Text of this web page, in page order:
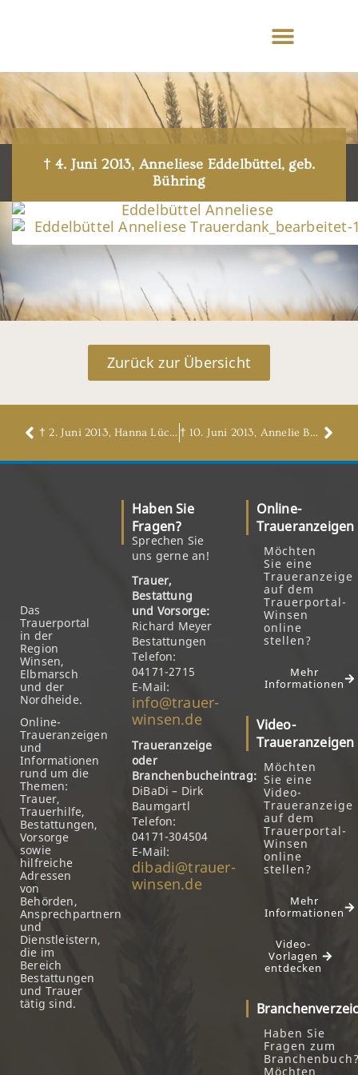
† 4. Juni 2013, Anneliese Eddelbüttel, geb.
Bühring
Zurück zur Übersicht
† 2. Juni 2013, Hanna Lücke † 10. Juni 2013, Annelie Bernhart, geb. Hetebrügge
Das
Trauerportal
in der
Region
Winsen,
Elbmarsch
und der
Nordheide.
Online-
Traueranzeigen
und
Informationen
rund um die
Themen:
Trauer,
Trauerhilfe,
Bestattungen,
Vorsorge
sowie
hilfreiche
Adressen
von
Behörden,
Ansprechpartnern
und
Dienstleistern,
die im
Bereich
Bestattungen
und Trauer
tätig sind.
Haben Sie
Fragen?
Sprechen Sie
uns gerne an!
Trauer,
Bestattung
und Vorsorge:
Richard Meyer
Bestattungen
Telefon:
04171-2715
E-Mail:
info@trauer-
winsen.de
Traueranzeige
oder
Branchenbucheintrag:
DiBaDi – Dirk
Baumgartl
Telefon:
04171-304504
E-Mail:
dibadi@trauer-
winsen.de
Online-
Traueranzeigen
Möchten
Sie eine
Traueranzeige
auf dem
Trauerportal-
Winsen
online
stellen?
Mehr
Informationen
Video-
Traueranzeigen
Möchten
Sie eine
Video-
Traueranzeige
auf dem
Trauerportal-
Winsen
online
stellen?
Mehr
Informationen
Video-
Vorlagen
entdecken
Haben Sie
Fragen zum
Möchten